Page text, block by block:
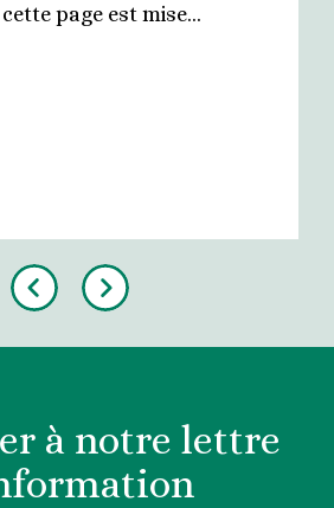
Previous
page est mise…
Next
à notre lettre